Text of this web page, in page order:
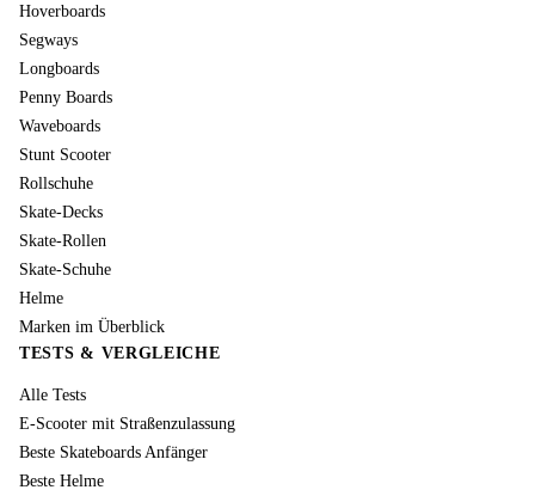
Hoverboards
Segways
Longboards
Penny Boards
Waveboards
Stunt Scooter
Rollschuhe
Skate-Decks
Skate-Rollen
Skate-Schuhe
Helme
Marken im Überblick
TESTS & VERGLEICHE
Alle Tests
E-Scooter mit Straßenzulassung
Beste Skateboards Anfänger
Beste Helme